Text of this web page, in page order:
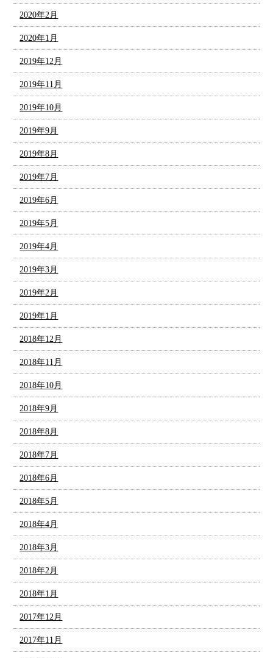
2020年2月
2020年1月
2019年12月
2019年11月
2019年10月
2019年9月
2019年8月
2019年7月
2019年6月
2019年5月
2019年4月
2019年3月
2019年2月
2019年1月
2018年12月
2018年11月
2018年10月
2018年9月
2018年8月
2018年7月
2018年6月
2018年5月
2018年4月
2018年3月
2018年2月
2018年1月
2017年12月
2017年11月